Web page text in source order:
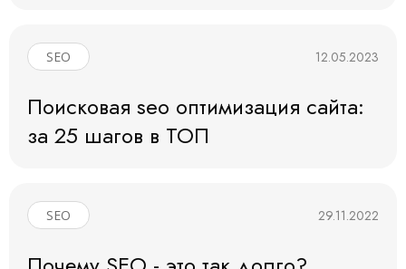
SEO 12.05.2023
Поисковая seo оптимизация сайта:
за 25 шагов в ТОП
SEO 29.11.2022